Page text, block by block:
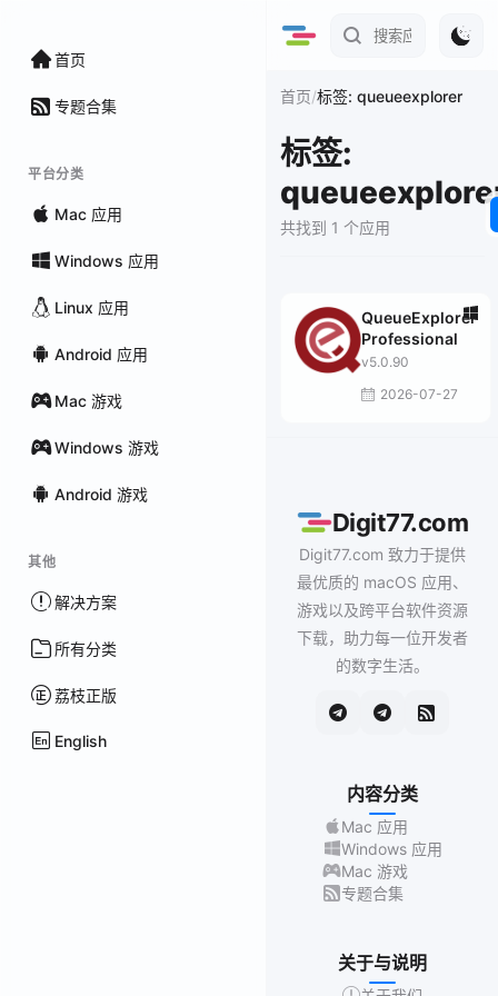
首页
专题合集
平台分类
Mac 应用
Windows 应用
Linux 应用
Android 应用
Mac 游戏
Windows 游戏
Android 游戏
其他
解决方案
所有分类
荔枝正版
English
首页/标签: queueexplorer
标签:
共找到 1 个应用
QueueExplorer
Professional
v5.0.90
2026-07-27
Digit77.com
Digit77.com 致力于提供
最优质的 macOS 应用、
游戏以及跨平台软件资源
下载，助力每一位开发者
的数字生活。
内容分类
Mac 应用
Windows 应用
Mac 游戏
专题合集
关于与说明